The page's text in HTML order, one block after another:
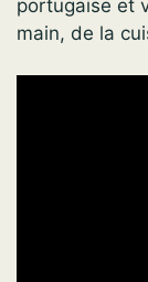
portugaise et
main, de la